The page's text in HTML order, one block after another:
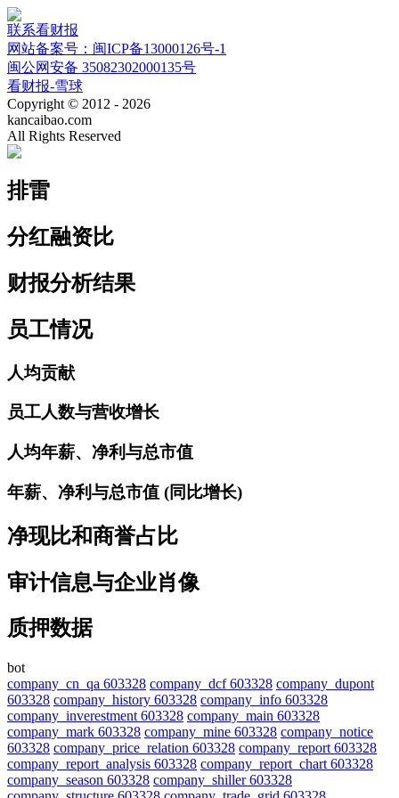
联系看财报
网站备案号：闽ICP备13000126号-1
闽公网安备 35082302000135号
看财报-雪球
Copyright © 2012 - 2026
kancaibao.com
All Rights Reserved
排雷
分红融资比
财报分析结果
员工情况
人均贡献
员工人数与营收增长
人均年薪、净利与总市值
年薪、净利与总市值 (同比增长)
净现比和商誉占比
审计信息与企业肖像
质押数据
bot
company_cn_qa 603328 company_dcf 603328 company_dupont
603328 company_history 603328 company_info 603328
company_inverestment 603328 company_main 603328
company_mark 603328 company_mine 603328 company_notice
603328 company_price_relation 603328 company_report 603328
company_report_analysis 603328 company_report_chart 603328
company_season 603328 company_shiller 603328